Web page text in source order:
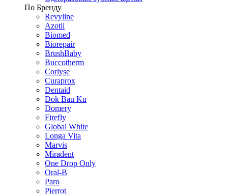
По Бренду
Revyline
Azotii
Biomed
Biorepair
BrushBaby
Buccotherm
Corlyse
Curaprox
Dentaid
Dok Bau Ku
Domery
Firefly
Global White
Longa Vita
Marvis
Miradent
One Drop Only
Oral-B
Paro
Pierrot